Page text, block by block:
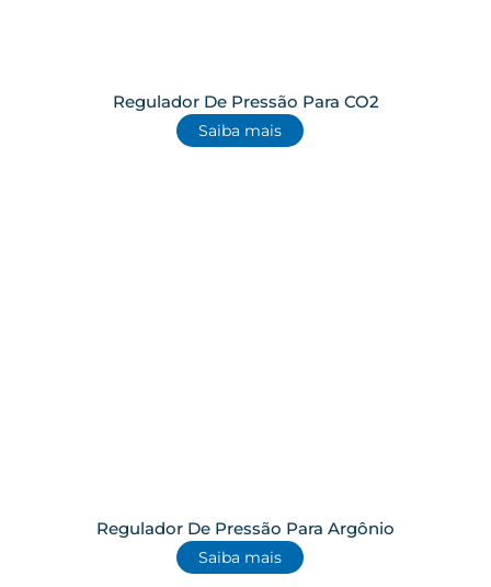
Regulador De Pressão Para CO2
Saiba mais
Regulador De Pressão Para Argônio
Saiba mais